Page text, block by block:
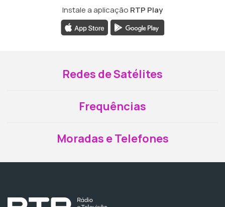
Instale a aplicação RTP Play
Redes de Satélites
Frequências
Moradas e Telefones